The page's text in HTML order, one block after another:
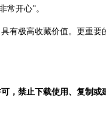
常开心”。
极高收藏价值。更重要
禁止下载使用、复制或